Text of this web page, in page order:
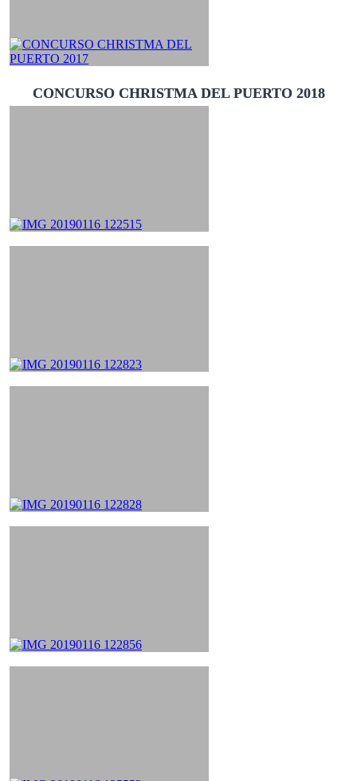
CONCURSO CHRISTMA DEL PUERTO 2018